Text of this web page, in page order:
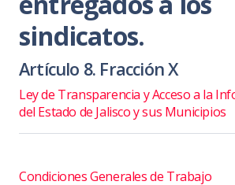
sindicatos.
Artículo 8. Fracción X
Ley de Transparencia y Acceso a la
del Estado de Jalisco y sus Municipios
Condiciones Generales de Trabajo